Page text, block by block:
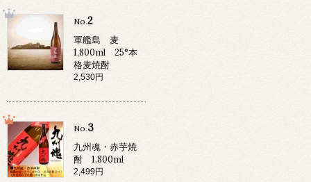
No.2
軍艦島 麦
1,800ml 25°本
格麦焼酎
2,530円
No.3
九州魂・赤芋焼
酎 1.800ml
2,499円